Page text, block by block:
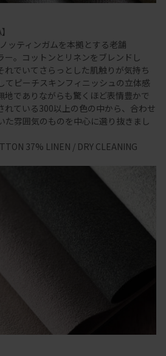
ッティンガムを本拠とする老舗
ー。コットンとリネンをブレンドし
れでいてさらっとした肌触りが気持ち
てピーチスキンフィニッシュの立体感
地でありながらも驚くほど表情豊かで
れている300以上の色の中から、合わせ
た雰囲気のものを中心に選り抜きまし
37% LINEN / DRY CLEANING